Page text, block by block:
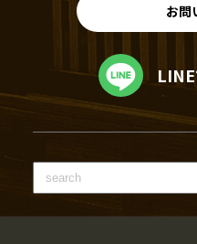
お問